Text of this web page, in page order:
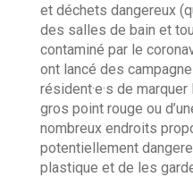
et déchets dangereux
des salles de bain et
contaminé par le
ont lancé des
résident·e·s de
gros point rouge ou
nombreux endroits
potentiellement
plastique et de les